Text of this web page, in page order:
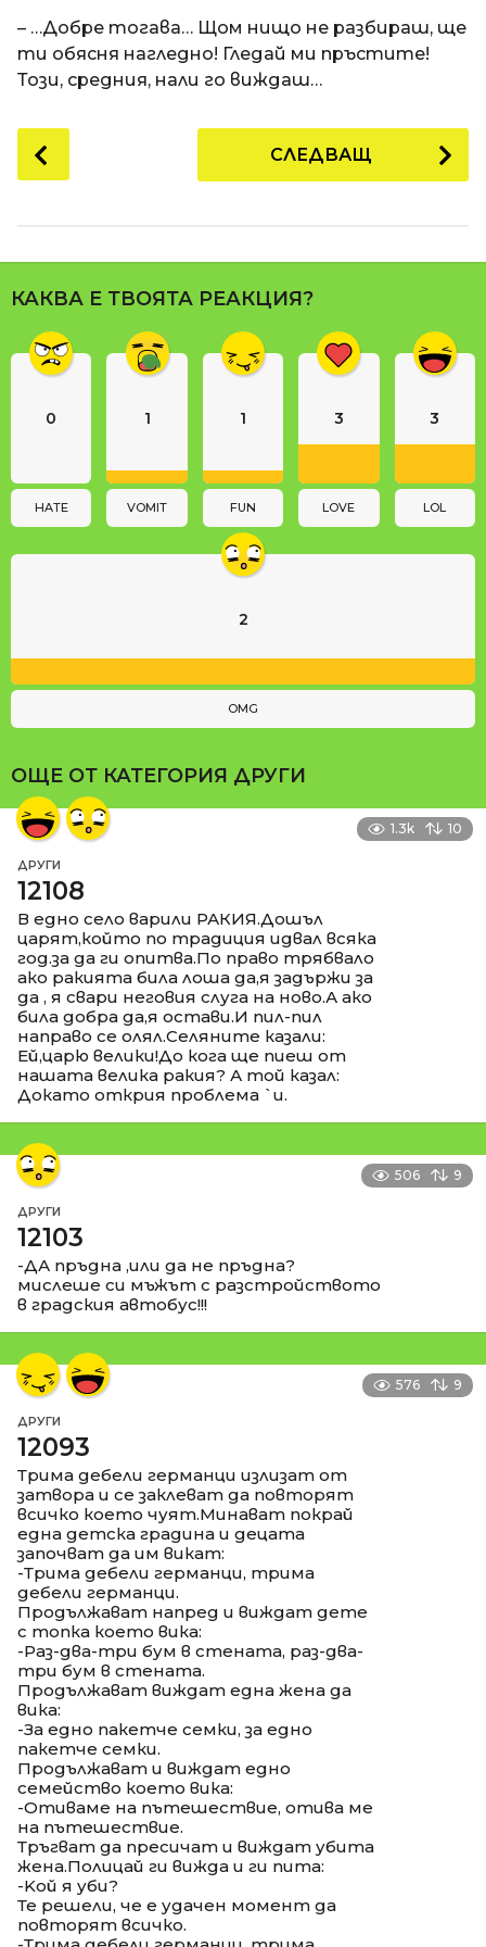
п
р
е
и
8
д
н
t
i
– …Добре тогава… Щом нищо не разбираш, ще
ти обясня нагледно! Гледай ми пръстите!
Този, средния, нали го виждаш…
o
P
a
g
n
o
СЛЕДВАЩ
КАКВА Е ТВОЯТА РЕАКЦИЯ?
0
HATE
1
VOMIT
1
FUN
3
LOVE
3
LOL
2
OMG
ОЩЕ ОТ КАТЕГОРИЯ ДРУГИ
1.3k 10
ДРУГИ
12108
В едно село варили РАКИЯ.Дошъл
царят,който по традиция идвал всяка
год.за да ги опитва.По право трябвало
ако ракията била лоша да,я задържи за
да , я свари неговия слуга на ново.А ако
била добра да,я остави.И пил-пил
направо се олял.Селяните казали:
Ей,царю велики!До кога ще пиеш от
нашата велика ракия? А той казал:
Докато открия проблема `и.
506 9
ДРУГИ
12103
-ДА пръдна ,или да не пръдна?
мислеше си мъжът с разстройството
в градския автобус!!!
576 9
ДРУГИ
12093
Трима дебели германци излизат от
затвора и се заклеват да повторят
всичко което чуят.Минават покрай
една детска градина и децата
започват да им викат:
-Трима дебели германци, трима
дебели германци.
Продължават напред и виждат дете
с топка което вика:
-Раз-два-три бум в стената, раз-два-
три бум в стената.
Продължават виждат една жена да
вика:
-За едно пакетче семки, за едно
пакетче семки.
Продължават и виждат едно
семейство което вика:
-Отиваме на пътешествие, отива ме
на пътешествие.
Тръгват да пресичат и виждат убита
жена.Полицай ги вижда и ги пита:
-Koй я уби?
Те решели, че е удачен момент да
повторят всичко.